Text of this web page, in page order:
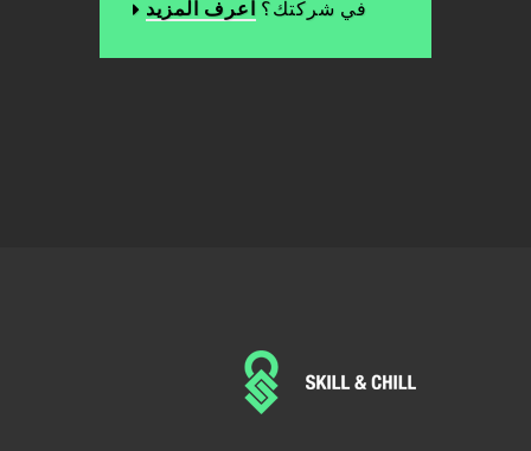
في شركتك؟ اعرف المزيد